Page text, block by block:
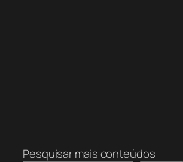
Pesquisar mais conteúdos